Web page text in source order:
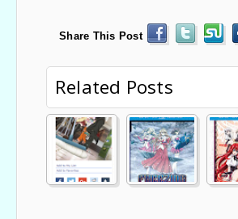
Share This Post
Related Posts